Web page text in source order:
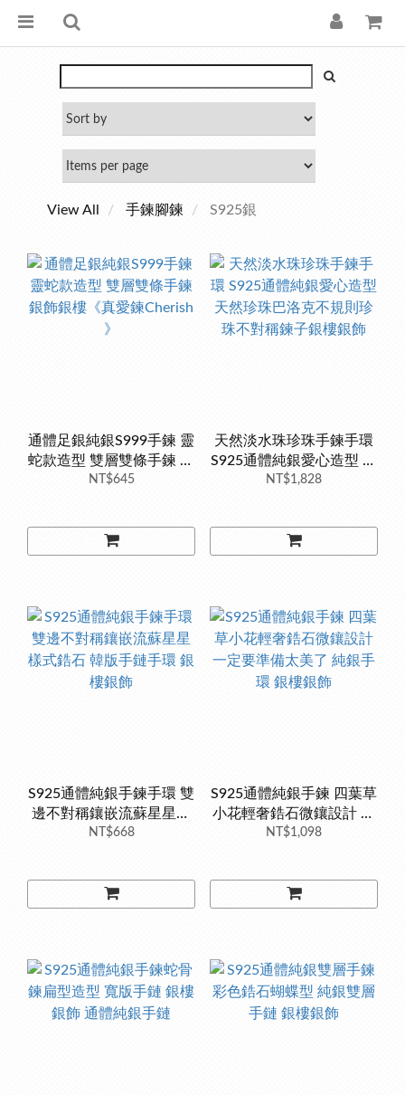
View All 手鍊腳鍊 S925銀
通體足銀純銀S999手鍊 靈
蛇款造型 雙層雙條手鍊 銀
飾銀樓《真愛鍊Cherish 》
NT$645
天然淡水珠珍珠手鍊手環
S925通體純銀愛心造型 天
然珍珠巴洛克不規則珍珠
NT$1,828
S925通體純銀手鍊手環 雙
邊不對稱鑲嵌流蘇星星樣
式鋯石 韓版手鏈手環 銀樓
NT$668
S925通體純銀手鍊 四葉草
小花輕奢鋯石微鑲設計 一
定要準備太美了 純銀手環
NT$1,098